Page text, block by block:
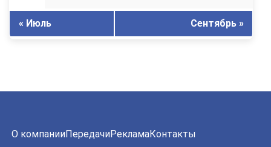
« Июль Сентябрь »
О компанииПередачиРекламаКонтакты